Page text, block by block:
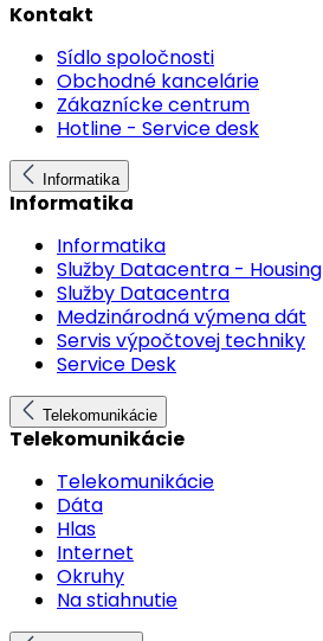
Kontakt
Sídlo spoločnosti
Obchodné kancelárie
Zákaznícke centrum
Hotline - Service desk
Informatika
Informatika
Informatika
Služby Datacentra - Housing
Služby Datacentra
Medzinárodná výmena dát
Servis výpočtovej techniky
Service Desk
Telekomunikácie
Telekomunikácie
Telekomunikácie
Dáta
Hlas
Internet
Okruhy
Na stiahnutie